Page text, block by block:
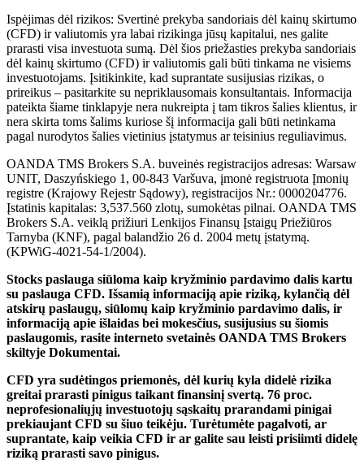
Ispėjimas dėl rizikos: Svertinė prekyba sandoriais dėl kainų skirtumo
(CFD) ir valiutomis yra labai rizikinga jūsų kapitalui, nes galite
prarasti visa investuota sumą. Dėl šios priežasties prekyba sandoriais
dėl kainų skirtumo (CFD) ir valiutomis gali būti tinkama ne visiems
investuotojams. Įsitikinkite, kad suprantate susijusias rizikas, o
prireikus – pasitarkite su nepriklausomais konsultantais. Informacija
pateikta šiame tinklapyje nera nukreipta į tam tikros šalies klientus, ir
nera skirta toms šalims kuriose šį informacija gali būti netinkama
pagal nurodytos šalies vietinius įstatymus ar teisinius reguliavimus.
OANDA TMS Brokers S.A. buveinės registracijos adresas: Warsaw
UNIT, Daszyńskiego 1, 00-843 Varšuva, įmonė registruota Įmonių
registre (Krajowy Rejestr Sądowy), registracijos Nr.: 0000204776.
Įstatinis kapitalas: 3,537.560 zlotų, sumokėtas pilnai. OANDA TMS
Brokers S.A. veiklą prižiuri Lenkijos Finansų Įstaigų Priežiūros
Tarnyba (KNF), pagal balandžio 26 d. 2004 metų įstatymą.
(KPWiG-4021-54-1/2004).
Stocks paslauga siūloma kaip kryžminio pardavimo dalis kartu
su paslauga CFD. Išsamią informaciją apie riziką, kylančią dėl
atskirų paslaugų, siūlomų kaip kryžminio pardavimo dalis, ir
informaciją apie išlaidas bei mokesčius, susijusius su šiomis
paslaugomis, rasite interneto svetainės OANDA TMS Brokers
skiltyje Dokumentai.
CFD yra sudėtingos priemonės, dėl kurių kyla didelė rizika
greitai prarasti pinigus taikant finansinį svertą. 76 proc.
neprofesionaliųjų investuotojų sąskaitų prarandami pinigai
prekiaujant CFD su šiuo teikėju. Turėtumėte pagalvoti, ar
suprantate, kaip veikia CFD ir ar galite sau leisti prisiimti didelę
riziką prarasti savo pinigus.